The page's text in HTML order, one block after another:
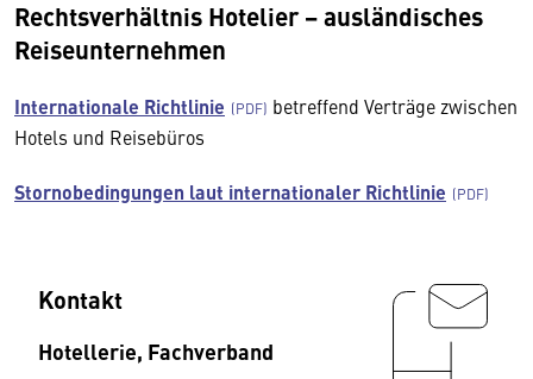
Rechtsverhältnis Hotelier − ausländisches
Reiseunternehmen
Internationale Richtlinie
betreffend Verträge zwischen
Hotels und Reisebüros
Stornobedingungen laut internationaler Richtlinie
Kontakt
Hotellerie, Fachverband